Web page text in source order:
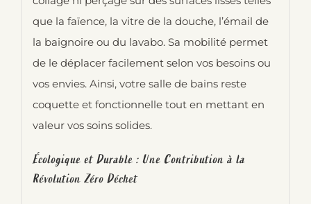
que la faïence, la vitre de la douche, l’émail de
la baignoire ou du lavabo. Sa mobilité permet
de le déplacer facilement selon vos besoins ou
vos envies. Ainsi, votre salle de bains reste
coquette et fonctionnelle tout en mettant en
valeur vos soins solides.
Écologique et Durable : Une Contribution à la
Révolution Zéro Déchet